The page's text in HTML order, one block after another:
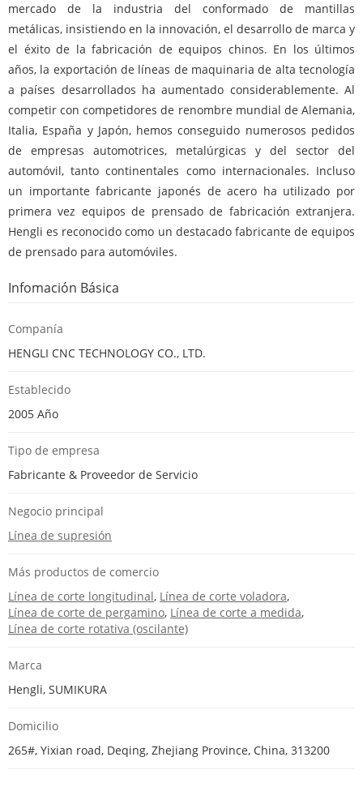
mercado de la industria del conformado de mantillas
metálicas, insistiendo en la innovación, el desarrollo de marca y
el éxito de la fabricación de equipos chinos. En los últimos
años, la exportación de líneas de maquinaria de alta tecnología
a países desarrollados ha aumentado considerablemente. Al
competir con competidores de renombre mundial de Alemania,
Italia, España y Japón, hemos conseguido numerosos pedidos
de empresas automotrices, metalúrgicas y del sector del
automóvil, tanto continentales como internacionales. Incluso
un importante fabricante japonés de acero ha utilizado por
primera vez equipos de prensado de fabricación extranjera.
Hengli es reconocido como un destacado fabricante de equipos
de prensado para automóviles.
Infomación Básica
Companía
HENGLI CNC TECHNOLOGY CO., LTD.
Establecido
2005 Año
Tipo de empresa
Fabricante & Proveedor de Servicio
Negocio principal
Línea de supresión
Más productos de comercio
Línea de corte longitudinal, Línea de corte voladora,
Línea de corte de pergamino, Línea de corte a medida,
Línea de corte rotativa (oscilante)
Marca
Hengli, SUMIKURA
Domicilio
265#, Yixian road, Deqing, Zhejiang Province, China, 313200